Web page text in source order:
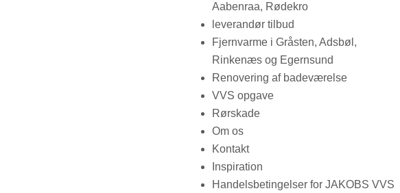
Aabenraa, Rødekro
leverandør tilbud
Fjernvarme i Gråsten, Adsbøl,
Rinkenæs og Egernsund
Renovering af badeværelse
VVS opgave
Rørskade
Om os
Kontakt
Inspiration
Handelsbetingelser for JAKOBS VVS